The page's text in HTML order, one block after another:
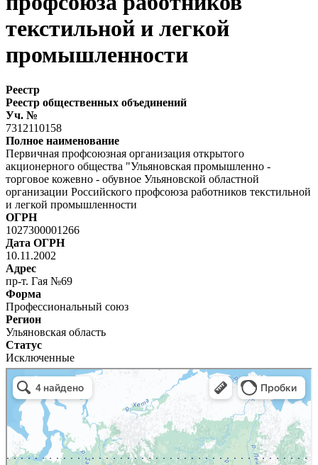
текстильной и легкой
промышленности
Реестр
Реестр общественных объединений
Уч. №
7312110158
Полное наименование
Первичная профсоюзная организация открытого
акционерного общества "Ульяновская промышленно -
торговое кожевно - обувное Ульяновской областной
организации Российского профсоюза работников текстильной
и легкой промышленности
ОГРН
1027300001266
Дата ОГРН
10.11.2002
Адрес
пр-т. Гая №69
Форма
Профессиональный союз
Регион
Ульяновская область
Статус
Исключенные